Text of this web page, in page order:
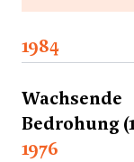
1984
Wachsende
Bedrohung
1976